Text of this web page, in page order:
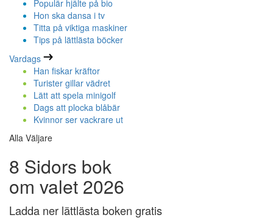
Populär hjälte på bio
Hon ska dansa i tv
Titta på viktiga maskiner
Tips på lättlästa böcker
Vardags
Han fiskar kräftor
Turister gillar vädret
Lätt att spela minigolf
Dags att plocka blåbär
Kvinnor ser vackrare ut
Alla Väljare
8 Sidors bok
om valet 2026
Ladda ner lättlästa boken gratis